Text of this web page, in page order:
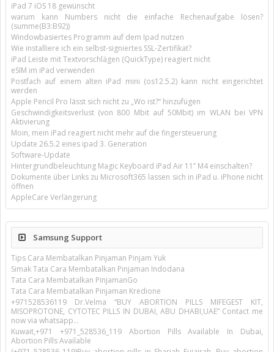
iPad 7 iOS 18 gewünscht
warum kann Numbers nicht die einfache Rechenaufgabe lösen?
(summe(B3:B92))
Windowbasiertes Programm auf dem Ipad nutzen
Wie installiere ich ein selbst-signiertes SSL-Zertifikat?
iPad Leiste mit Textvorschlägen (QuickType) reagiert nicht
eSIM im iPad verwenden
Postfach auf einem alten iPad mini (os12.5.2) kann nicht eingerichtet
werden
Apple Pencil Pro lässt sich nicht zu „Wo ist?“ hinzufügen
Geschwindigkeitsverlust (von 800 Mbit auf 50Mbit) im WLAN bei VPN
Aktivierung
Moin, mein iPad reagiert nicht mehr auf die fingersteuerung
Update 26.5.2 eines ipad 3. Generation
Software-Update
Hintergrundbeleuchtung Magic Keyboard iPad Air 11’’ M4 einschalten?
Dokumente über Links zu Microsoft365 lassen sich in iPad u. iPhone nicht
öffnen
AppleCare Verlängerung
Samsung Support
Tips Cara Membatalkan Pinjaman Pinjam Yuk
Simak Tata Cara Membatalkan Pinjaman Indodana
Tata Cara Membatalkan PinjamanGo
Tata Cara Membatalkan Pinjaman Kredione
+971528536119 Dr.Velma “BUY ABORTION PILLS MIFEGEST KIT,
MISOPROTONE, CYTOTEC PILLS IN DUBAI, ABU DHABI,UAE” Contact me
now via whatsapp…
Kuwait,+971 +971_528536_119 Abortion Pills Available In Dubai,
Abortion Pills Available